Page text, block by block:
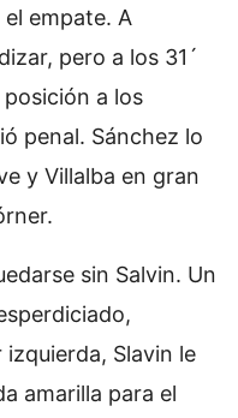
empate. A
pero a los 31´
a los
penal. Sánchez lo
y Villalba en gran
sin Salvin. Un
Slavin le
amarilla para el